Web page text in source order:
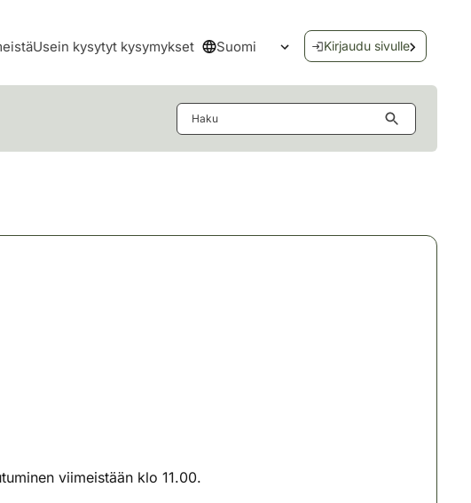
Usein kysytyt kysymykset Suomi
Avaa kielivalikko
Kirjaudu sivulle
viimeistään klo 11.00.